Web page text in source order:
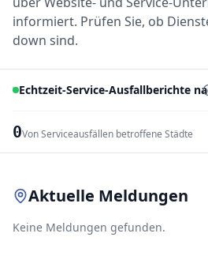
informiert. Prüfen Sie, ob
down sind.
Echtzeit-Service-Ausfallberichte
0Von Serviceausfällen betroffene Städte
Aktuelle Meldungen
Keine Meldungen gefunden.